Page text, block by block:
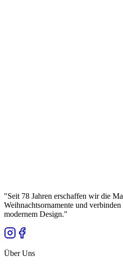
"Seit 78 Jahren erschaffen wir die
Weihnachtsornamente und
modernem Design."
Über Uns